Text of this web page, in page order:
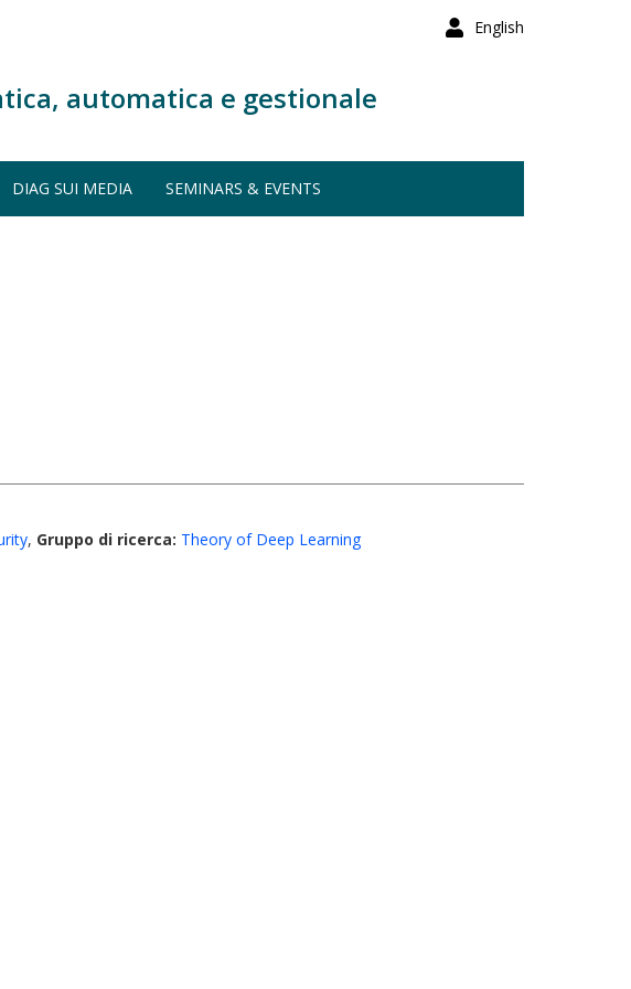
English
automatica e gestionale
DIAG SUI MEDIA SEMINARS & EVENTS
, Gruppo di ricerca: Theory of Deep Learning